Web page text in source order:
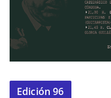
Edición 96